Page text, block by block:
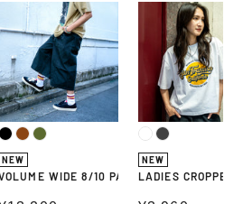
VOLUME WIDE 8/10 PANTS
NEW
WIDE 8/10 PANTS
LADIES
NEW
LADIES CROPPED